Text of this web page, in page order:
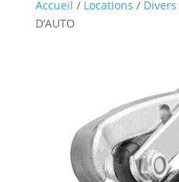
Accueil / Locations / Divers
D’AUTO